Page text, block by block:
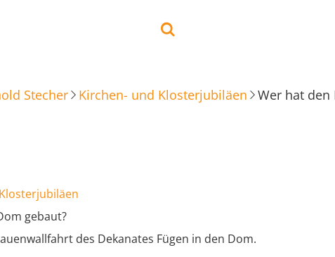
Stecher Kirchen- und Klosterjubiläen Wer hat den
gebaut?
des Dekanates Fügen in den Dom.